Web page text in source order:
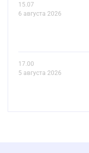
15.07
6 августа 2026
17.00
5 августа 2026